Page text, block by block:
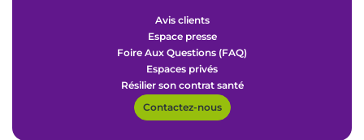
Avis clients
Espace presse
Foire Aux Questions (FAQ)
Espaces privés
Résilier son contrat santé
Contactez-nous